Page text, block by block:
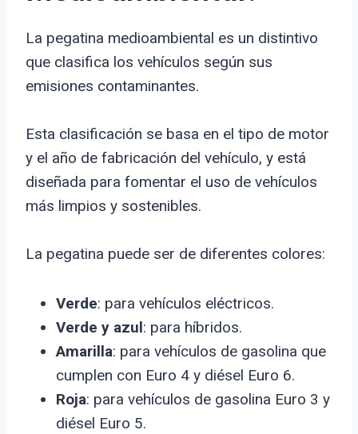
La pegatina medioambiental es un distintivo
que clasifica los vehículos según sus
emisiones contaminantes.
Esta clasificación se basa en el tipo de motor
y el año de fabricación del vehículo, y está
diseñada para fomentar el uso de vehículos
más limpios y sostenibles.
La pegatina puede ser de diferentes colores:
Verde: para vehículos eléctricos.
Verde y azul: para híbridos.
Amarilla: para vehículos de gasolina que
cumplen con Euro 4 y diésel Euro 6.
Roja: para vehículos de gasolina Euro 3 y
diésel Euro 5.